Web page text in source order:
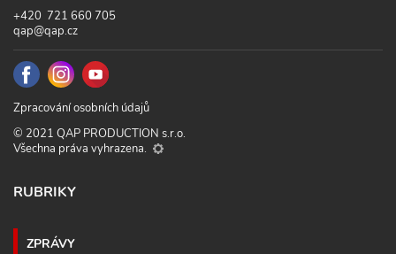
+420 721 660 705
qap@qap.cz
Zpracování osobních údajů
© 2021 QAP PRODUCTION s.r.o.
Všechna práva vyhrazena.
RUBRIKY
ZPRÁVY